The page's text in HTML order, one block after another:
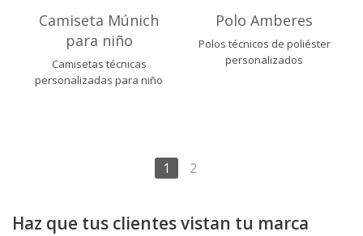
Camiseta Múnich
para niño
Camisetas técnicas
personalizadas para niño
Polo Amberes
Polos técnicos de poliéster
personalizados
1 2
Haz que tus clientes vistan tu marca